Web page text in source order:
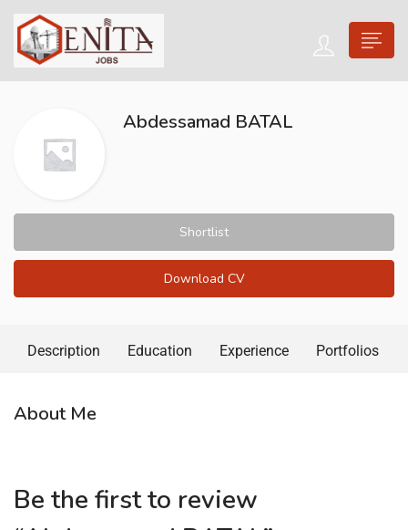
Abdessamad BATAL
Shortlist
Download CV
Description Education Experience Portfolios
About Me
Be the first to review